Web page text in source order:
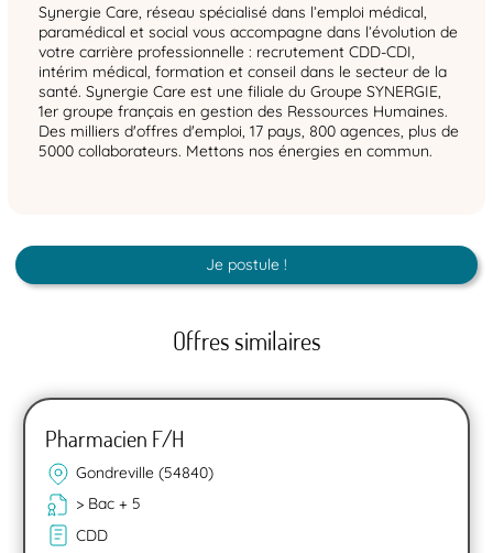
Synergie Care, réseau spécialisé dans l’emploi médical,
paramédical et social vous accompagne dans l’évolution de
votre carrière professionnelle : recrutement CDD-CDI,
intérim médical, formation et conseil dans le secteur de la
santé. Synergie Care est une filiale du Groupe SYNERGIE,
1er groupe français en gestion des Ressources Humaines.
Des milliers d'offres d'emploi, 17 pays, 800 agences, plus de
5000 collaborateurs. Mettons nos énergies en commun.
Je postule !
Offres similaires
Pharmacien F/H
Gondreville (54840)
> Bac + 5
CDD